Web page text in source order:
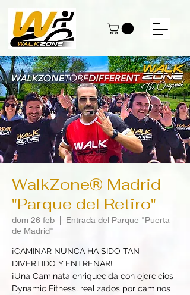
WalkZone® Madrid
"Parque del Retiro"
dom 26 feb
  |
Entrada del Parque "Puerta
de Madrid"
¡CAMINAR NUNCA HA SIDO TAN
DIVERTIDO Y ENTRENAR!
¡Una Caminata enriquecida con ejercicios
Dynamic Fitness, realizados por caminos